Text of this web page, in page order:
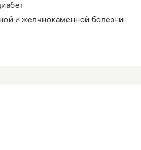
и желчнокаменной болезни.